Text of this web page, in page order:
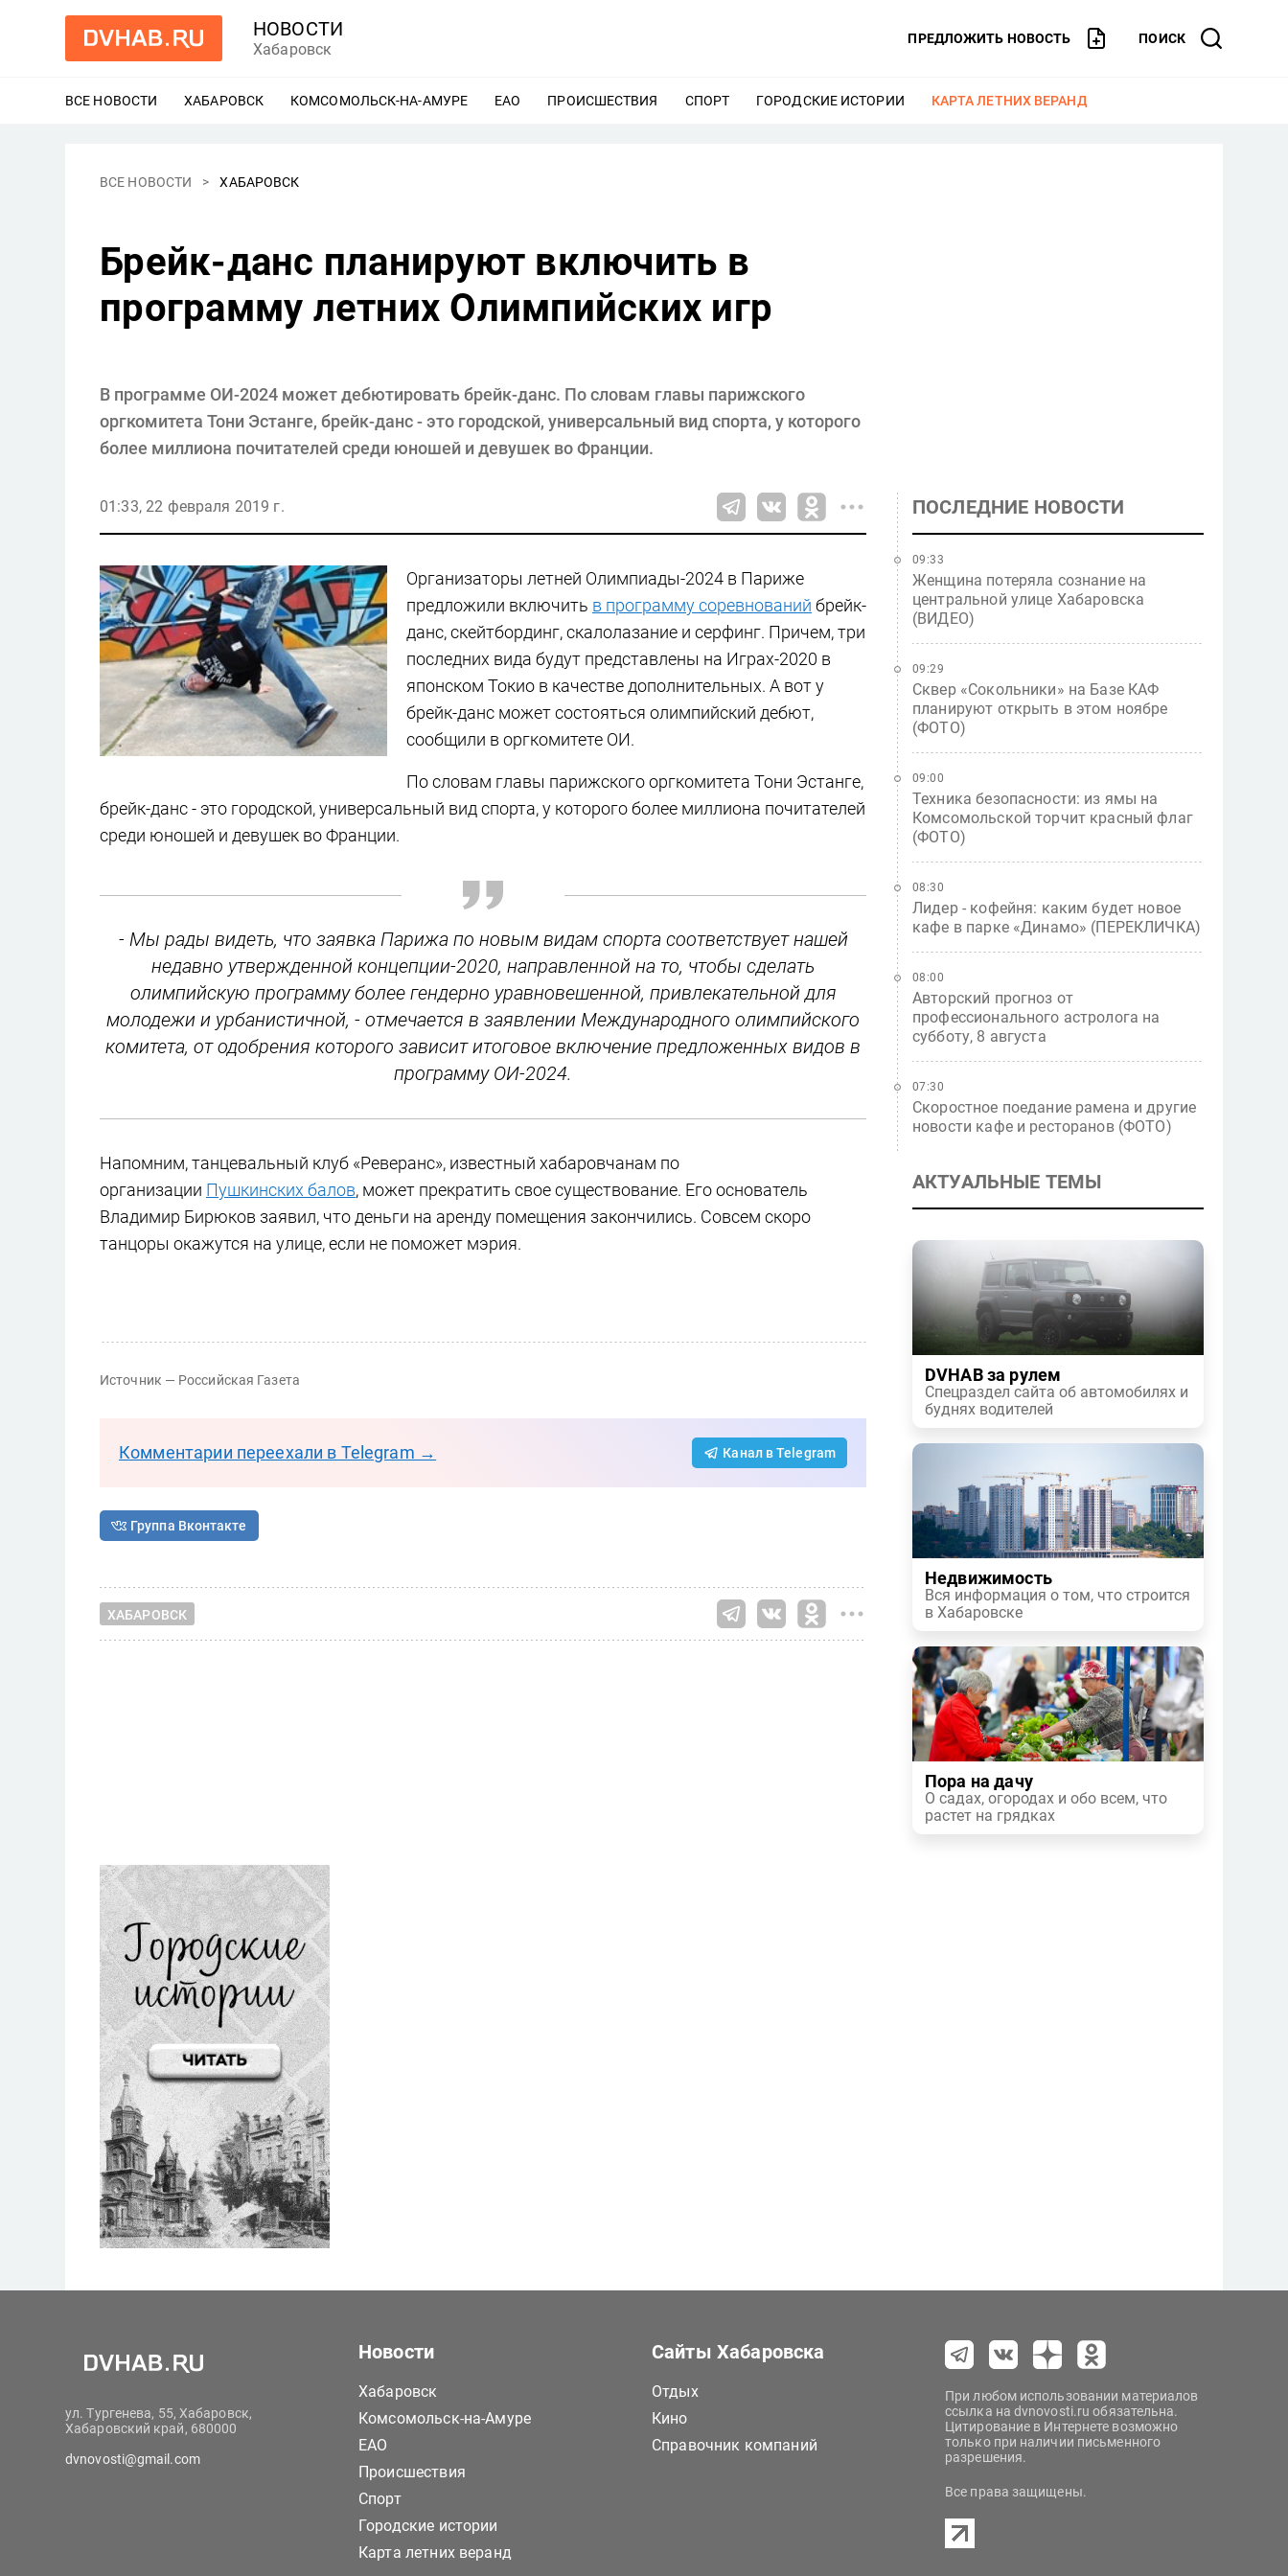
НОВОСТИ
Хабаровск
ПРЕДЛОЖИТЬ НОВОСТЬ ПОИСК
ВСЕ НОВОСТИ ХАБАРОВСК ЕЩЕ
КОМСОМОЛЬСК-НА-АМУРЕ ЕЩЕ
ЕАО ЕЩЕ
ПРОИСШЕСТВИЯ ЕЩЕ
СПОРТ ЕЩЕ
ГОРОДСКИЕ ИСТОРИИ ЕЩЕ
КАРТА ЛЕТНИХ ВЕРАНД
ВСЕ НОВОСТИ ХАБАРОВСК
Брейк-данс планируют включить в
программу летних Олимпийских игр
В программе ОИ-2024 может дебютировать брейк-данс. По словам главы парижского
оргкомитета Тони Эстанге, брейк-данс - это городской, универсальный вид спорта, у которого
более миллиона почитателей среди юношей и девушек во Франции.
01:33, 22 февраля 2019 г.
Организаторы летней Олимпиады-2024 в Париже
предложили включить в программу соревнований брейк-
данс, скейтбординг, скалолазание и серфинг. Причем, три
последних вида будут представлены на Играх-2020 в
японском Токио в качестве дополнительных. А вот у
брейк-данс может состояться олимпийский дебют,
сообщили в оргкомитете ОИ.
По словам главы парижского оргкомитета Тони Эстанге,
брейк-данс - это городской, универсальный вид спорта, у которого более миллиона почитателей
среди юношей и девушек во Франции.
- Мы рады видеть, что заявка Парижа по новым видам спорта соответствует нашей
недавно утвержденной концепции-2020, направленной на то, чтобы сделать
олимпийскую программу более гендерно уравновешенной, привлекательной для
молодежи и урбанистичной, - отмечается в заявлении Международного олимпийского
комитета, от одобрения которого зависит итоговое включение предложенных видов в
программу ОИ-2024.
Напомним, танцевальный клуб «Реверанс», известный хабаровчанам по
организации Пушкинских балов, может прекратить свое существование. Его основатель
Владимир Бирюков заявил, что деньги на аренду помещения закончились. Совсем скоро
танцоры окажутся на улице, если не поможет мэрия.
Источник — Российская Газета
Комментарии переехали в Telegram → Канал в Telegram
Группа Вконтакте
ХАБАРОВСК
ПОСЛЕДНИЕ НОВОСТИ
Женщина потеряла сознание на
центральной улице Хабаровска
(ВИДЕО)
09:33
Сквер «Сокольники» на Базе КАФ
планируют открыть в этом ноябре
(ФОТО)
09:29
Техника безопасности: из ямы на
Комсомольской торчит красный флаг
(ФОТО)
09:00
Лидер - кофейня: каким будет новое
кафе в парке «Динамо» (ПЕРЕКЛИЧКА)
08:30
Авторский прогноз от
профессионального астролога на
субботу, 8 августа
08:00
Скоростное поедание рамена и другие
новости кафе и ресторанов (ФОТО)
07:30
АКТУАЛЬНЫЕ ТЕМЫ
DVHAB за рулем
Спецраздел сайта об автомобилях и
буднях водителей
Недвижимость
Вся информация о том, что строится
в Хабаровске
Пора на дачу
О садах, огородах и обо всем, что
растет на грядках
ул. Тургенева, 55, Хабаровск,
Хабаровский край, 680000
dvnovosti@gmail.com
Новости
Хабаровск
Комсомольск-на-Амуре
ЕАО
Происшествия
Спорт
Городские истории
Карта летних веранд
Сайты Хабаровска
Отдых
Кино
Справочник компаний
При любом использовании материалов
ссылка на dvnovosti.ru обязательна.
Цитирование в Интернете возможно
только при наличии письменного
разрешения.
Все права защищены.